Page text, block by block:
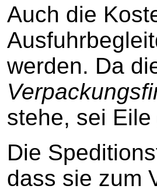
Auch die
werden. Da
stehe, sei
Die
dass sie zum